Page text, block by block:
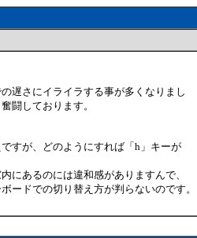
遅さにイライラする事が多くなりまし
闘しております。
すが、どのようにすれば「h」キーが
にあるのには違和感がありますんで、
ードでの切り替え方が判らないのです。